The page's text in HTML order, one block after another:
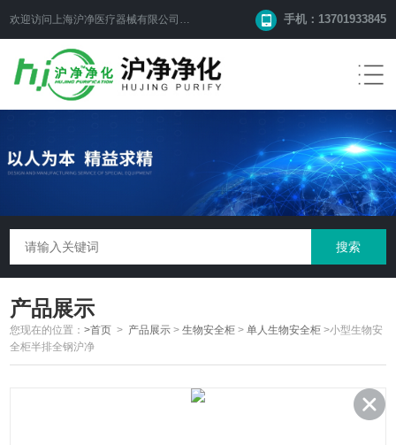
欢迎访问上海沪净医疗器械有限公司网站！ 手机：13701933845
产品展示
您现在的位置：>首页 > 产品展示 >生物安全柜 >单人生物安全柜 >小型生物安
全柜半排全钢沪净